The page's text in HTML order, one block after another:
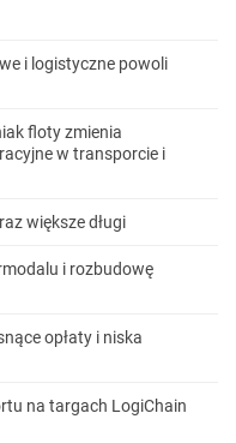
i logistyczne powoli
floty zmienia
w transporcie i
większe długi
i rozbudowę
opłaty i niska
na targach LogiChain